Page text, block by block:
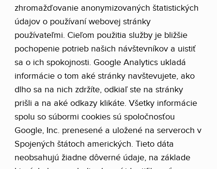
zhromažďovanie anonymizovaných štatistických
údajov o používaní webovej stránky
používateľmi. Cieľom použitia služby je bližšie
pochopenie potrieb našich návštevníkov a uistiť
sa o ich spokojnosti. Google Analytics ukladá
informácie o tom aké stránky navštevujete, ako
dlho sa na nich zdržíte, odkiaľ ste na stránky
prišli a na aké odkazy klikáte. Všetky informácie
spolu so súbormi cookies sú spoločnosťou
Google, Inc. prenesené a uložené na serveroch v
Spojených štátoch amerických. Tieto dáta
neobsahujú žiadne dôverné údaje, na základe